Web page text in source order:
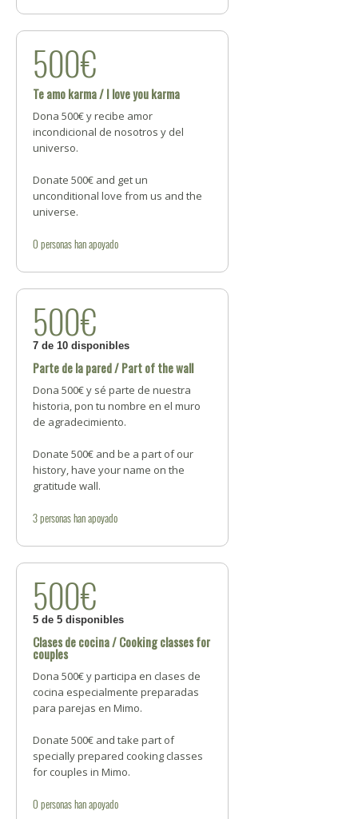
500€
Te amo karma / I love you karma
Dona 500€ y recibe amor
incondicional de nosotros y del
universo.
Donate 500€ and get un
unconditional love from us and the
universe.
0 personashan apoyado
500€
7 de 10 disponibles
Parte de la pared / Part of the wall
Dona 500€ y sé parte de nuestra
historia, pon tu nombre en el muro
de agradecimiento.
Donate 500€ and be a part of our
history, have your name on the
gratitude wall.
3personashan apoyado
500€
5 de 5 disponibles
Clases de cocina / Cooking classes for
couples
Dona 500€ y participa en clases de
cocina especialmente preparadas
para parejas en Mimo.
Donate 500€ and take part of
specially prepared cooking classes
for couples in Mimo.
0 personashan apoyado